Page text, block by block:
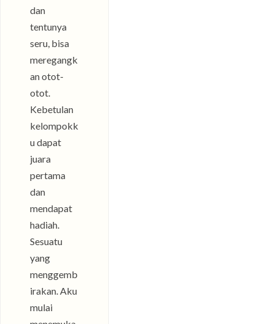
dan
tentunya
seru, bisa
meregangk
an otot-
otot.
Kebetulan
kelompokk
u dapat
juara
pertama
dan
mendapat
hadiah.
Sesuatu
yang
menggemb
irakan. Aku
mulai